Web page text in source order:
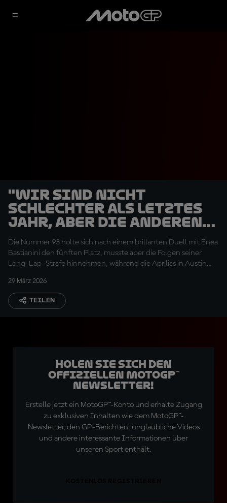
"Wir sind nicht
schlechter als letztes
Jahr, aber die anderen
sind besser" – Marc
Márquez
Die Nummer 93 holte sich nach einem brillanten Duell mit Enea
Bastianini den fünften Platz, musste aber die Folgen seiner
Long-Lap-Strafe hinnehmen, während die Aprilias in Austin
29 März 2026
TEILEN
Holen Sie sich den
offiziellen MotoGP™
Newsletter!
Erstelle jetzt ein MotoGP™-Konto und erhalte Zugang
zu exklusiven Inhalten wie dem MotoGP™-
Newsletter, den GP-Berichten, unglaubliche Videos
und andere interessante Informationen über
unseren Sport enthält.